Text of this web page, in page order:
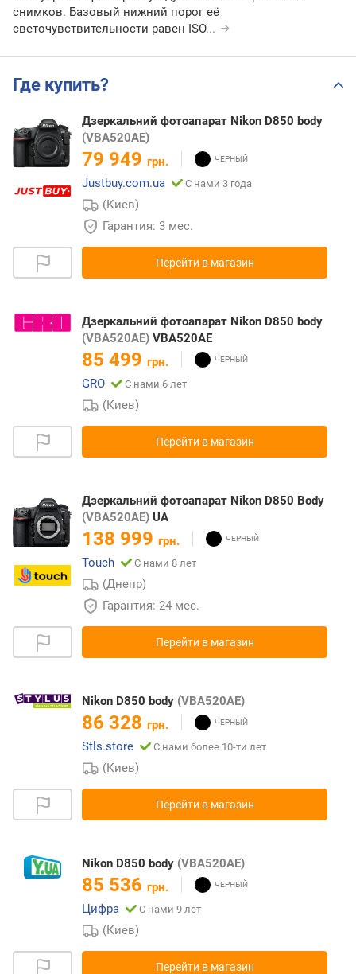
снимков. Базовый нижний порог её
светочувствительности равен ISO...
Где купить?
Дзеркальний фотоапарат Nikon D850 body
(VBA520AE)
79 949 грн.
Justbuy.com.ua
С нами 3 года
(Киев)
Гарантия: 3 мес.
Перейти в магазин
Дзеркальний фотоапарат Nikon D850 body
(VBA520AE) VBA520AE
85 499 грн.
GRO
С нами 6 лет
(Киев)
Перейти в магазин
Дзеркальний фотоапарат Nikon D850 Body
(VBA520AE) UA
138 999 грн.
Touch
С нами 8 лет
(Днепр)
Гарантия: 24 мес.
Перейти в магазин
Nikon D850 body (VBA520AE)
86 328 грн.
Stls.store
С нами более 10-ти лет
(Киев)
Перейти в магазин
Nikon D850 body (VBA520AE)
85 536 грн.
Цифра
С нами 9 лет
(Киев)
Перейти в магазин